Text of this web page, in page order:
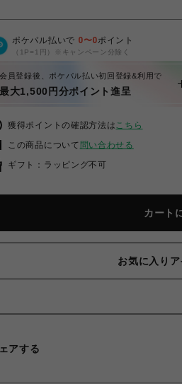
ポケパル払いで 0〜0ポイント
（1P=1円）※キャンペーン分除く
会員登録後、ポケパル払い初回登録&利用で
最大1,500円分ポイント進呈
獲得ポイントの確認方法はこちら
この商品について 問い合わせる
ギフト：ラッピング不可
カート
お気に入り
アする